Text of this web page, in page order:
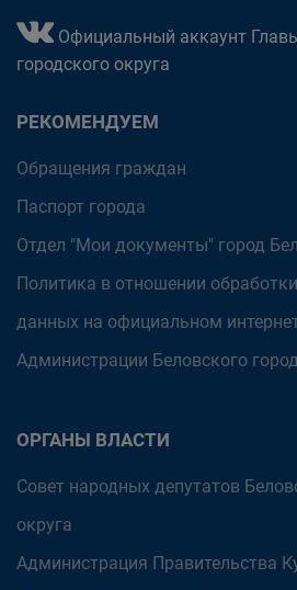
Официальный аккаунт
городского округа
РЕКОМЕНДУЕМ
Обращения граждан
Паспорт города
Отдел "Мои документы" город
Политика в отношении
данных на официальном
Администрации Беловского
ОРГАНЫ ВЛАСТИ
Совет народных депутатов
округа
Администрация Правительства